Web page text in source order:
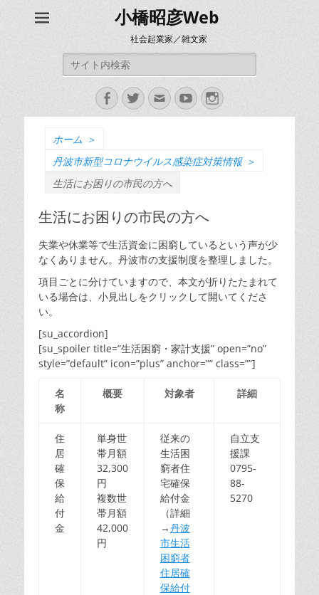
小橋昭彦Web
社会起業家／雑文家
索:
Facebook
Twitter
メ
ー
YouTubeInstagram
ホーム ＞
丹波市新型コロナウイルス感染症対策情報 ＞
生活にお困りの市民の方へ
生活にお困りの市民の方へ
失業や休業等で生活資金に困窮しているという声が少
なくありません。丹波市の支援制度を整理しました。
項目ごとに分けていますので、本文が折りたたまれて
いる場合は、小見出しをクリックして開いてくださ
い。
[su_accordion]
[su_spoiler title=”生活困窮・家計支援” open=”no”
style=”default” icon=”plus” anchor=”” class=””]
名
称
概要 対象者 詳細
住
居
確
保
給
付
金
単身世
帯月額
32,300
円
複数世
帯月額
42,000
円
従来の
生活困
窮者住
宅確保
給付金
（詳細
→丹波
市生活
困窮者
住居確
保給付
自立支
援課
0795-
88-
5270